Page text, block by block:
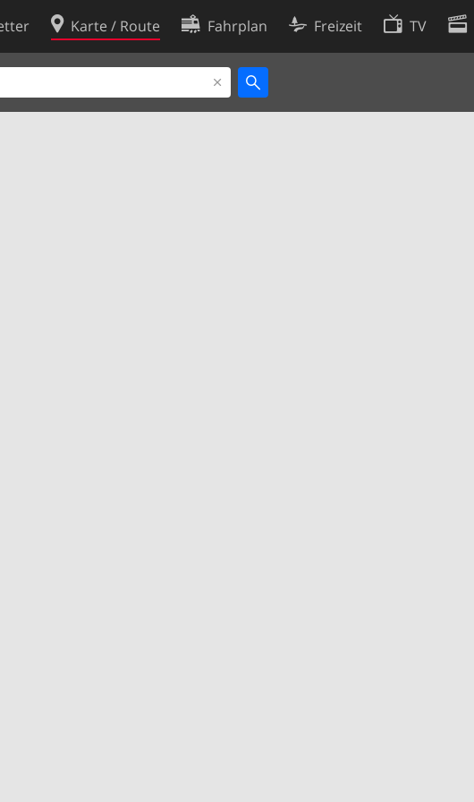
Karte / Route Fahrplan Freizeit TV
Cookie-Richtlinie
Cookie-Einstellungen